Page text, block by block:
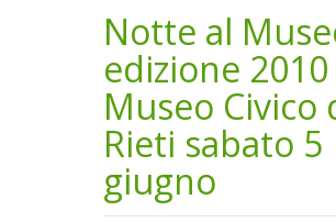
Notte al
edizione 2010
Museo Civico
Rieti sabato 5
giugno